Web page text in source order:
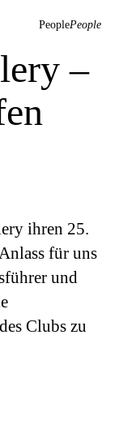
PeoplePeople
–
ihren 25.
für uns
und
Clubs zu